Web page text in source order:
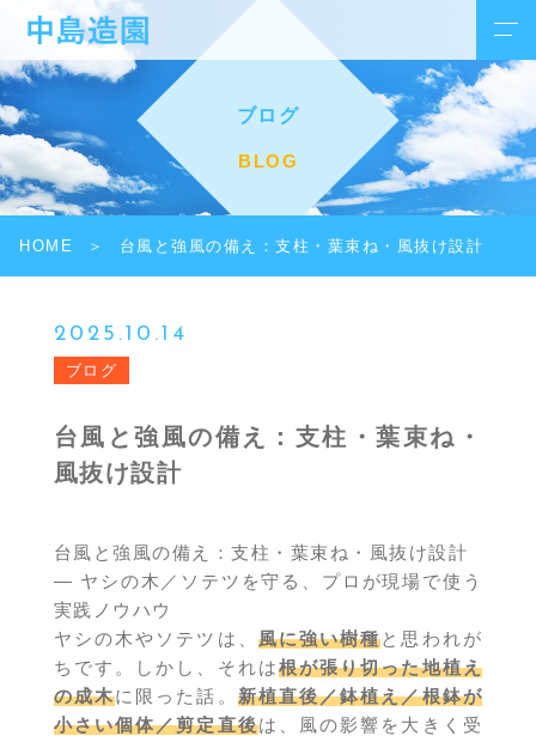
ブログ
BLOG
HOME 台風と強風の備え：支柱・葉束ね・風抜け設計
2025.10.14
ブログ
台風と強風の備え：支柱・葉束ね・
風抜け設計
台風と強風の備え：支柱・葉束ね・風抜け設計
— ヤシの木／ソテツを守る、プロが現場で使う
実践ノウハウ
ヤシの木やソテツは、 風に強い樹種と思われが
ちです。しかし、それは根が張り切った地植え
の成木に限った話。 新植直後／鉢植え／根鉢が
小さい個体／剪定直後は、風の影響を大きく受